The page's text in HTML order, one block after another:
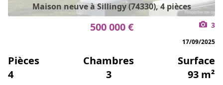
Maison neuve à Sillingy (74330), 4 pièces
500 000 € 3
17/09/2025
Pièces
4
Chambres
3
Surface
93 m²